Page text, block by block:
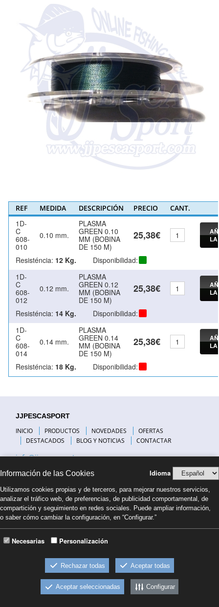
REF MEDIDA DESCRIPCIÓN PRECIO CANT.
1D-
C
608-
010
0.10 mm.
PLASMA
GREEN 0.10
MM (BOBINA
DE 150 M)
25,38€
LA
Resisténcia: 12 Kg.
Disponibilidad:
1D-
C
608-
012
0.12 mm.
PLASMA
GREEN 0.12
MM (BOBINA
DE 150 M)
25,38€
LA
Resisténcia: 14 Kg.
Disponibilidad:
1D-
C
608-
014
0.14 mm.
PLASMA
GREEN 0.14
MM (BOBINA
DE 150 M)
25,38€
LA
Resisténcia: 18 Kg. Disponibilidad:
JJPESCASPORT
INICIO PRODUCTOS NOVEDADES
OFERTAS
DESTACADOS
BLOG Y NOTICIAS CONTACTAR
info@jjpescasport.com
VISITANOS
PREGUNTAS FRECUENTES
COMPAÑÍAS DE TRANSPORTE
FORMAS DE PAGO
NUESTRO BLOG
BLOG PESCA COSTA BRAVA
Condiciones de venta Politica de privacidad
Aviso
Política de cookies jjpescasport.com - 2026
Información de las Cookies Idioma
Utilizamos cookies propias y de terceros, para mejorar nuestros servicios,
analizar el tráfico web, de preferencias, de publicidad comportamental, de
compartición y seguimiento en redes sociales. Puede ampliar información,
o saber cómo cambiar la configuración, en “Configurar.”
Necesarias Personalización
Rechazar todas Aceptar todas
Aceptar seleccionadas Configurar